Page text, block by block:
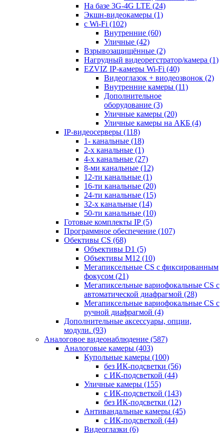
На базе 3G-4G LTE (24)
Экшн-видеокамеры (1)
с Wi-Fi (102)
Внутренние (60)
Уличные (42)
Взрывозащищённые (2)
Нагрудный видеорегстратор/камера (1)
EZVIZ IP-камеры Wi-Fi (40)
Видеоглазок + виодеозвонок (2)
Внутренние камеры (11)
Дополнительное
оборудование (3)
Уличные камеры (20)
Уличные камеры на АКБ (4)
IP-видеосерверы (118)
1- канальные (18)
2-х канальные (1)
4-х канальные (27)
8-ми канальные (12)
12-ти канальные (1)
16-ти канальные (20)
24-ти канальные (15)
32-х канальные (14)
50-ти канальные (10)
Готовые комплекты IP (5)
Программное обеспечение (107)
Обективы CS (68)
Объективы D1 (5)
Объективы M12 (10)
Мегапиксельные CS c фиксированным
фокусом (21)
Мегапиксельные вариофокальные CS c
автоматической диафрагмой (28)
Мегапиксельные вариофокальные CS c
ручной диафрагмой (4)
Дополнительные аксессуары, опции,
модули. (93)
Аналоговое видеонаблюдение (587)
Аналоговые камеры (403)
Купольные камеры (100)
без ИК-подсветки (56)
с ИК-подсветкой (44)
Уличные камеры (155)
с ИК-подсветкой (143)
без ИК-подсветки (12)
Антивандальные камеры (45)
с ИК-подсветкой (44)
Видеоглазки (6)